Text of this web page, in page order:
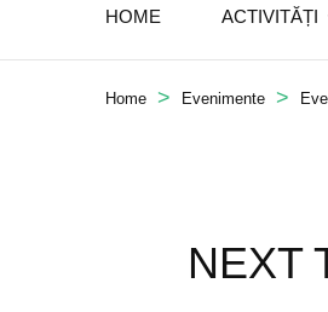
HOME ACTIVITĂȚI
Home > Evenimente >
NEXT